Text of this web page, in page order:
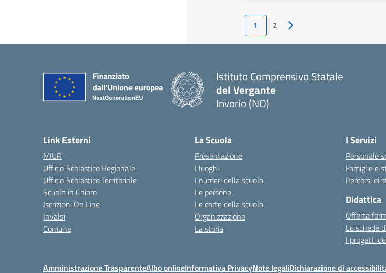
1 2 Pagina successiva
Istituto Comprensivo Statale
del Vergante
Invorio (NO)
Link Esterni
MIUR
Ufficio Scolastico Regionale
Ufficio Scolastico Territoriale
Scuola in Chiaro
Iscrizioni On Line
Invalsi
Comune
La Scuola
Presentazione
I luoghi
I numeri della scuola
Le persone
Le carte della scuola
Organizzazione
La storia
I Servizi
Personale
Famiglie e
Percorsi di
Didattica
Offerta
Le schede
I progetti
Amministrazione TrasparenteAlbo onlineInformativa PrivacyNote legaliDichiarazione di